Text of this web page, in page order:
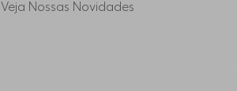
Veja Nossas Novidades